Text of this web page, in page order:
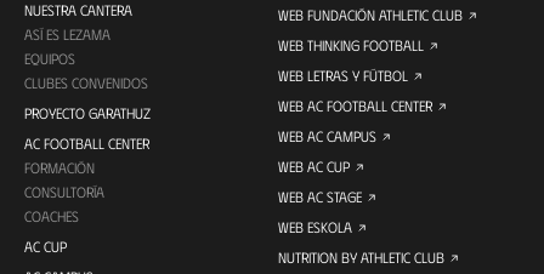
NUESTRA CANTERA
ASÍ ES LEZAMA
EQUIPOS
CLUBES CONVENIDOS
PROYECTO GARATHUZ
AC FOOTBALL CENTER
FORMACIÓN
CONSULTORÍA
COACHES
AC CUP
WEB FUNDACIÓN ATHLETIC CLUB
WEB THINKING FOOTBALL
WEB LETRAS Y FÚTBOL
WEB AC FOOTBALL CENTER
WEB AC CAMPUS
WEB AC CUP
WEB AC STAGE
WEB ESKOLA
NUTRITION BY ATHLETIC CLUB